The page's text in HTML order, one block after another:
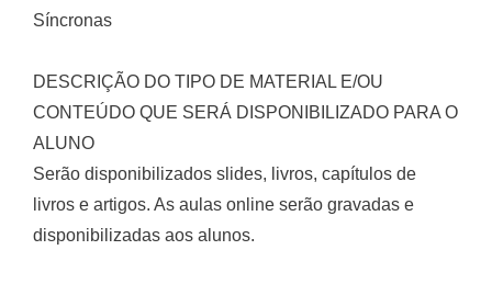
Síncronas
DESCRIÇÃO DO TIPO DE MATERIAL E/OU
CONTEÚDO QUE SERÁ DISPONIBILIZADO PARA O
ALUNO
Serão disponibilizados slides, livros, capítulos de
livros e artigos. As aulas online serão gravadas e
disponibilizadas aos alunos.